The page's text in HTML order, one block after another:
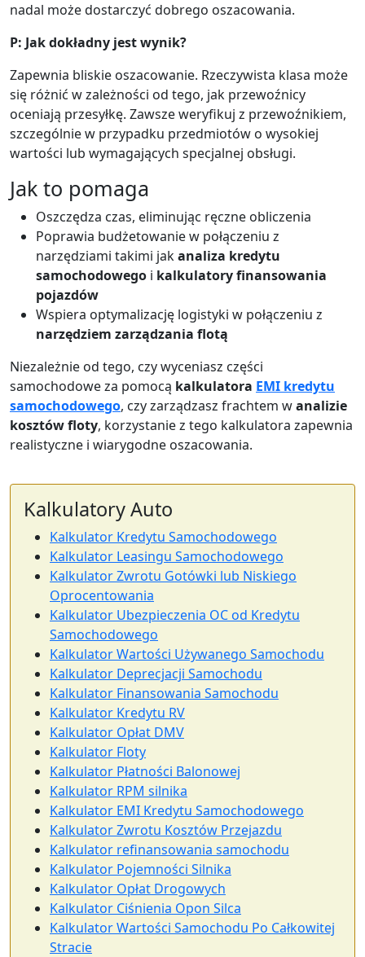
nadal może dostarczyć dobrego oszacowania.
P: Jak dokładny jest wynik?
Zapewnia bliskie oszacowanie. Rzeczywista klasa może
się różnić w zależności od tego, jak przewoźnicy
oceniają przesyłkę. Zawsze weryfikuj z przewoźnikiem,
szczególnie w przypadku przedmiotów o wysokiej
wartości lub wymagających specjalnej obsługi.
Jak to pomaga
Oszczędza czas, eliminując ręczne obliczenia
Poprawia budżetowanie w połączeniu z
narzędziami takimi jakanaliza kredytu
samochodowego i kalkulatory finansowania
pojazdów
Wspiera optymalizację logistyki w połączeniu z
narzędziem zarządzania flotą
Niezależnie od tego, czy wyceniasz części
samochodowe za pomocą kalkulatora EMI kredytu
samochodowego, czy zarządzasz frachtem wanalizie
kosztów floty, korzystanie z tego kalkulatora zapewnia
realistyczne i wiarygodne oszacowania.
Kalkulatory Auto
Kalkulator Kredytu Samochodowego
Kalkulator Leasingu Samochodowego
Kalkulator Zwrotu Gotówki lub Niskiego
Oprocentowania
Kalkulator Ubezpieczenia OC od Kredytu
Samochodowego
Kalkulator Wartości Używanego Samochodu
Kalkulator Deprecjacji Samochodu
Kalkulator Finansowania Samochodu
Kalkulator Kredytu RV
Kalkulator Opłat DMV
Kalkulator Floty
Kalkulator Płatności Balonowej
Kalkulator RPM silnika
Kalkulator EMI Kredytu Samochodowego
Kalkulator Zwrotu Kosztów Przejazdu
Kalkulator refinansowania samochodu
Kalkulator Pojemności Silnika
Kalkulator Opłat Drogowych
Kalkulator Ciśnienia Opon Silca
Kalkulator Wartości Samochodu Po Całkowitej
Stracie